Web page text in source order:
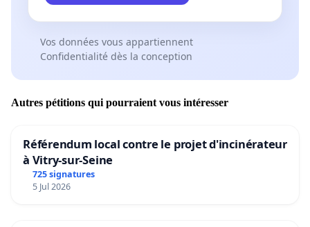
Vos données vous appartiennent
Confidentialité dès la conception
Autres pétitions qui pourraient vous intéresser
Référendum local contre le projet d'incinérateur
à Vitry-sur-Seine
725 signatures
5 Jul 2026